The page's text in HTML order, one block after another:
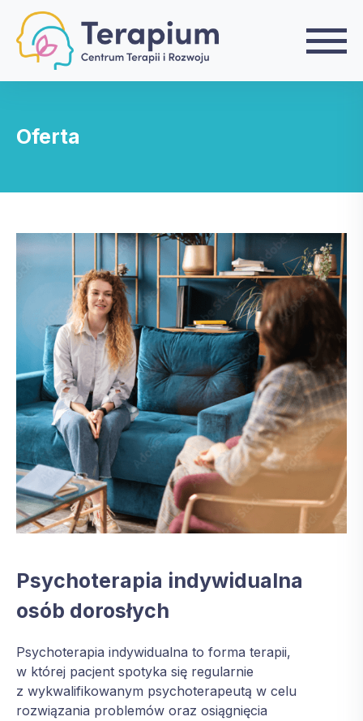
Oferta
Psychoterapia indywidualna
osób dorosłych
Psychoterapia indywidualna to forma terapii,
w której pacjent spotyka się regularnie
z wykwalifikowanym psychoterapeutą w celu
rozwiązania problemów oraz osiągnięcia